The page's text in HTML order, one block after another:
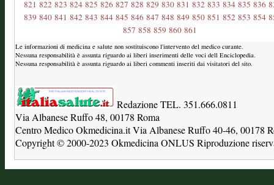
821 822 823 824 825 826 827 828 829 830 831 832 833 834 835 836
839 840 841 842 843 844 845 846 847 848 849 850 851 852 853 854
857 858 859 860 861
Le informazioni di medicina e salute non sostituiscono l'intervento del medico curante.
Nessuna responsabilità è assunta riguardo ai liberi inserimenti delle voci dell Enciclopedia.
Nessuna responsabilità è assunta riguardo ai liberi commenti inseriti dai visitatori del sito.
Redazione TEL. 351.666.0811
Via Albanese Ruffo 48, 00178 Roma
Centro Medico Okmedicina.it Via Albanese Ruffo 40-46, 00178
Copyright © 2000-2023 Okmedicina ONLUS Riproduzione